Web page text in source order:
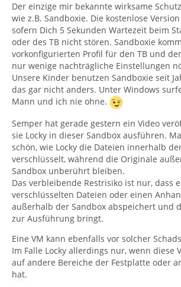
Der einzige mir bekannte wirksame
wie z.B. Sandboxie. Die kostenlose
sofern Dich 5 Sekunden Wartezeit beim
oder des TB nicht stören. Sandboxie
vorkonfigurierten Profil für den TB und
nur wenige nachträgliche Einstellungen
Unsere Kinder benutzen Sandboxie seit
das gar nicht anders. Unter Windows
Mann und ich nie ohne.
Semper hat gerade gestern ein Video
sie Locky in dieser Sandbox ausführen.
schön, wie Locky die Dateien innerhalb
verschlüsselt, während die Originale
Sandbox unberührt bleiben.
Das verbleibende Restrisiko ist nur, dass
verschlüsselten Dateien oder einen
außerhalb der Sandbox abspeichert und
zur Ausführung bringt.
Eine VM kann ebenfalls vor solcher
Im Falle Locky allerdings nur, wenn diese
auf andere Bereiche der Festplatte oder
hat.